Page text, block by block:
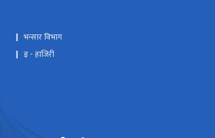
भन्सार विभाग
इ - हाजिरी